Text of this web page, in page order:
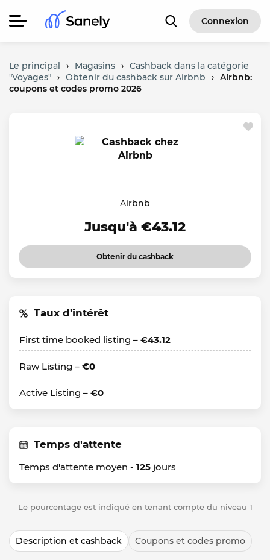
Connexion
Le principal › Magasins › Cashback dans la catégorie
"Voyages" › Obtenir du cashback sur Airbnb › Airbnb:
coupons et codes promo 2026
Airbnb
Jusqu'à €43.12
Obtenir du cashback
Taux d'intérêt
First time booked listing – €43.12
Raw Listing – €0
Active Listing – €0
Temps d'attente
Temps d'attente moyen - 125 jours
Le pourcentage est indiqué en tenant compte du niveau 1
Description et cashback Coupons et codes promo